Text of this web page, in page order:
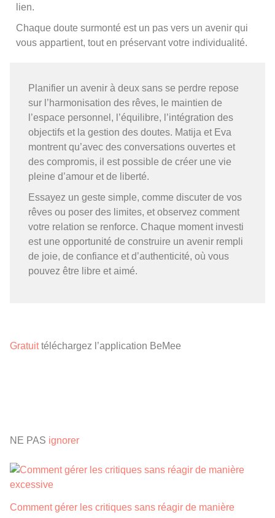
lien.
Chaque doute surmonté est un pas vers un avenir qui
vous appartient, tout en préservant votre individualité.
Planifier un avenir à deux sans se perdre repose
sur l’harmonisation des rêves, le maintien de
l’espace personnel, l’équilibre, l’intégration des
objectifs et la gestion des doutes. Matija et Eva
montrent qu’avec des conversations ouvertes et
des compromis, il est possible de créer une vie
pleine d’amour et de liberté.
Essayez un geste simple, comme discuter de vos
rêves ou poser des limites, et observez comment
votre relation se renforce. Chaque moment investi
est une opportunité de construire un avenir rempli
de joie, de confiance et d’authenticité, où vous
pouvez être libre et aimé.
Gratuittéléchargez l’application BeMee
NE PAS ignorer
Comment gérer les critiques sans réagir de manière